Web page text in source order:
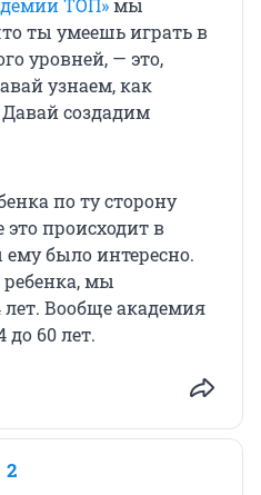
ты умеешь играть в
уровней, — это,
узнаем, как
Давай создадим
по ту сторону
происходит в
было интересно.
ребенка, мы
Вообще академия
до 60 лет.
2